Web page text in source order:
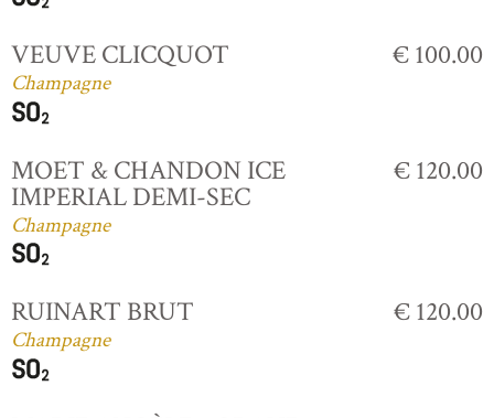
VEUVE CLICQUOT
Champagne
€ 100.00
MOET & CHANDON ICE
IMPERIAL DEMI-SEC
Champagne
€ 120.00
RUINART BRUT
Champagne
€ 120.00